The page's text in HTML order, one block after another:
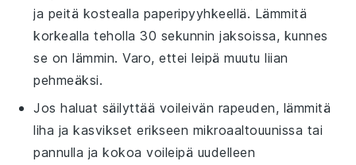
ja peitä kostealla paperipyyhkeellä. Lämmitä
korkealla teholla 30 sekunnin jaksoissa, kunnes
se on lämmin. Varo, ettei leipä muutu liian
pehmeäksi.
Jos haluat säilyttää voileivän rapeuden, lämmitä
liha jakasvikset erikseen mikroaaltouunissa tai
pannulla ja kokoavoileipä uudelleen